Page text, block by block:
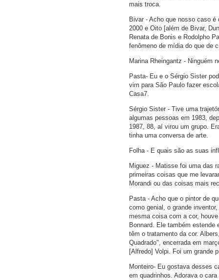
mais troca.
Bivar - Acho que nosso caso
2000 e Oito [além de Bivar,
Renata de Bonis e Rodolpho
fenômeno de mídia do que de
Marina Rheingantz - Ninguém
Pasta- Eu e o Sérgio Sister
vim para São Paulo fazer
Casa7.
Sérgio Sister - Tive uma
algumas pessoas em 1983,
1987, 88, aí virou um grupo.
tinha uma conversa de arte.
Folha - E quais são as suas
Miguez - Matisse foi uma das
primeiras coisas que me
Morandi ou das coisas mais
Pasta - Acho que o pintor de
como genial, o grande
mesma coisa com a cor,
Bonnard. Ele também
têm o tratamento da cor.
Quadrado", encerrada em
[Alfredo] Volpi. Foi um grande
Monteiro- Eu gostava desses
em quadrinhos. Adorava o